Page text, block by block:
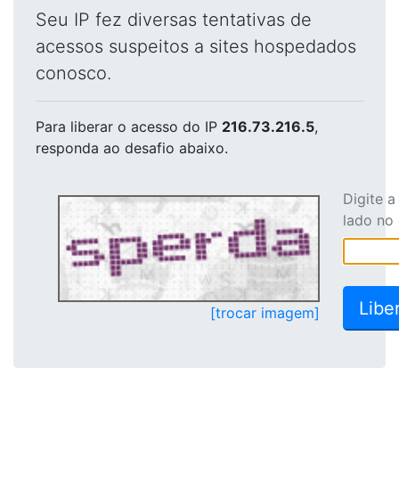
Seu IP fez diversas tentativas de
acessos suspeitos a sites hospedados
conosco.
Para liberar o acesso do IP 216.73.216.5,
responda ao desafio abaixo.
[trocar imagem]
Digite
lado no